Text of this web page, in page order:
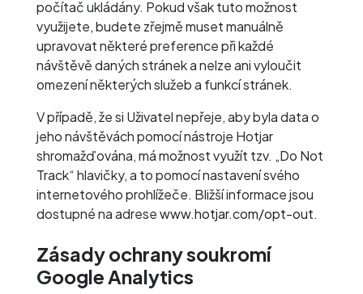
počítač ukládány. Pokud však tuto možnost
využijete, budete zřejmě muset manuálně
upravovat některé preference při každé
návštěvě daných stránek a nelze ani vyloučit
omezení některých služeb a funkcí stránek.
V případě, že si Uživatel nepřeje, aby byla data o
jeho návštěvách pomocí nástroje Hotjar
shromažďována, má možnost využít tzv. „Do Not
Track“ hlavičky, a to pomocí nastavení svého
internetového prohlížeče. Bližší informace jsou
dostupné na adresewww.hotjar.com/opt-out.
Zásady ochrany soukromí
Google Analytics